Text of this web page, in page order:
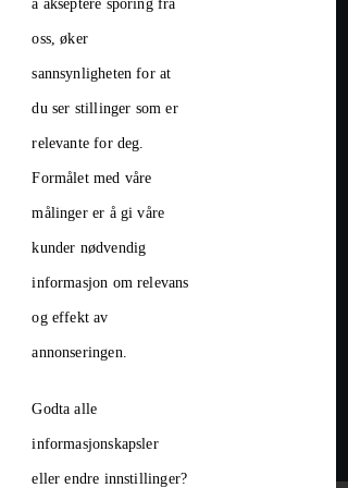
å akseptere sporing fra
oss, øker
sannsynligheten for at
du ser stillinger som er
relevante for deg.
Formålet med våre
målinger er å gi våre
kunder nødvendig
informasjon om relevans
og effekt av
annonseringen.
Godta alle
informasjonskapsler
eller endre innstillinger?
Les mer